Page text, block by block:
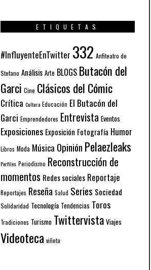
ETIQUETAS
#InfluyenteEnTwitter 332 Anfiteatro de
Stefano Análisis Arte BLOGS Butacón del
Garci Cine Clásicos del Cómic
Crítica Cultura Educación El Butacón del
Garci Emprendedores Entrevista Eventos
Exposiciones Exposición Fotografía Humor
Libros Moda Música Opinión Pelaezleaks
Perfiles Periodismo Reconstrucción de
momentos Redes sociales Reportaje
Reportajes Reseña Salud Series Sociedad
Solidaridad Tecnología Tendencias Toros
Tradiciones Turismo Twittervista Viajes
Videoteca viñeta